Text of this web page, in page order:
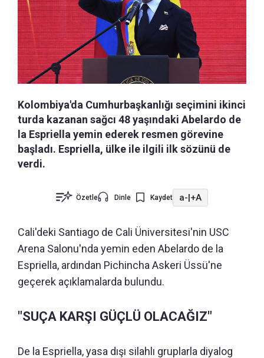
Kolombiya'da Cumhurbaşkanlığı seçimini ikinci
turda kazanan sağcı 48 yaşındaki Abelardo de
la Espriella yemin ederek resmen görevine
başladı. Espriella, ülke ile ilgili ilk sözünü de
verdi.
Özetle Dinle Kaydet a-|+A
Cali'deki Santiago de Cali Üniversitesi'nin USC
Arena Salonu'nda yemin eden Abelardo de la
Espriella, ardından Pichincha Askeri Üssü'ne
geçerek açıklamalarda bulundu.
"SUÇA KARŞI GÜÇLÜ OLACAĞIZ"
De la Espriella, yasa dışı silahlı gruplarla diyalog